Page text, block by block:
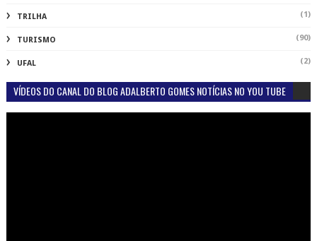
TRILHA (1)
TURISMO (90)
UFAL (2)
VÍDEOS DO CANAL DO BLOG ADALBERTO GOMES NOTÍCIAS NO YOU TUBE